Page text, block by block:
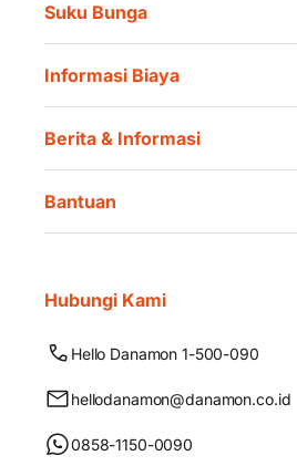
Suku Bunga
Informasi Biaya
Berita & Informasi
Bantuan
Hubungi Kami
Hello Danamon 1-500-090
hellodanamon@danamon.co.id
0858-1150-0090